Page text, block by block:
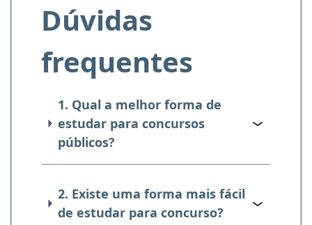
Dúvidas
frequentes
1. Qual a melhor forma de
estudar para concursos
públicos?
2. Existe uma forma mais fácil
de estudar para concurso?